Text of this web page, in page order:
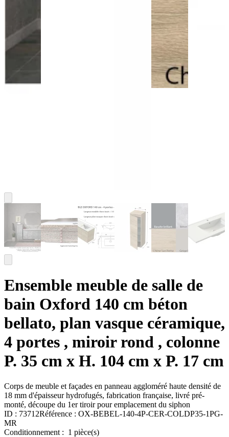
Ensemble meuble de salle de
bain Oxford 140 cm béton
bellato, plan vasque céramique,
4 portes , miroir rond , colonne
P. 35 cm x H. 104 cm x P. 17 cm
Corps de meuble et façades en panneau aggloméré haute densité de
18 mm d'épaisseur hydrofugés, fabrication française, livré pré-
monté, découpe du 1er tiroir pour emplacement du siphon
ID : 73712Référence : OX-BEBEL-140-4P-CER-COLDP35-1PG-
MR
Conditionnement : 1 pièce(s)